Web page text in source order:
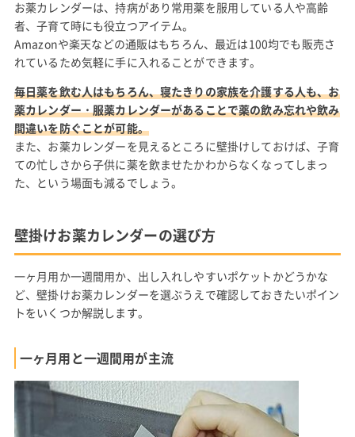
お薬カレンダーは、持病があり常用薬を服用している人や高齢
者、子育て時にも役立つアイテム。
Amazonや楽天などの通販はもちろん、最近は100均でも販売さ
れているため気軽に手に入れることができます。
毎日薬を飲む人はもちろん、寝たきりの家族を介護する人も、お
薬カレンダー・服薬カレンダーがあることで薬の飲み忘れや飲み
間違いを防ぐことが可能。
また、お薬カレンダーを見えるところに壁掛けしておけば、子育
ての忙しさから子供に薬を飲ませたかわからなくなってしまっ
た、という場面も減るでしょう。
壁掛けお薬カレンダーの選び方
一ヶ月用か一週間用か、出し入れしやすいポケットかどうかな
ど、壁掛けお薬カレンダーを選ぶうえで確認しておきたいポイン
トをいくつか解説します。
一ヶ月用と一週間用が主流